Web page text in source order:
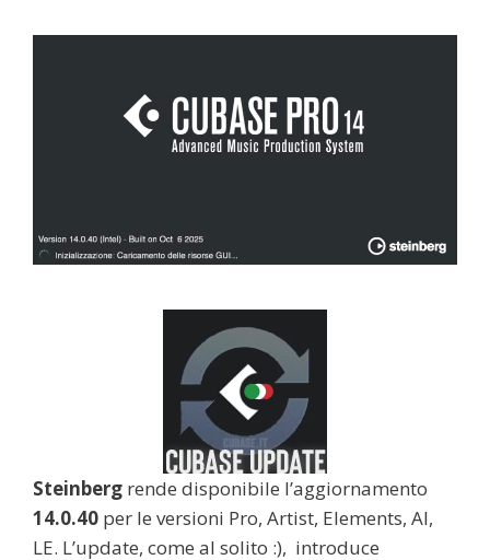
Steinberg rende disponibile l’aggiornamento
14.0.40 per le versioni Pro, Artist, Elements, AI,
LE. L’update, come al solito :), introduce